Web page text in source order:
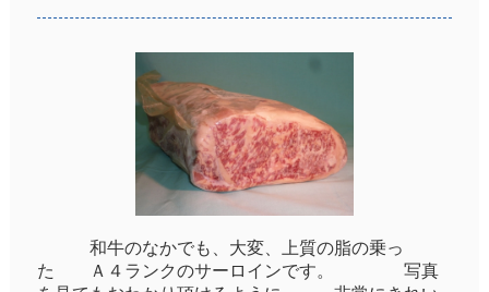
和牛のなかでも、大変、上質の脂の乗っ
た Ａ４ランクのサーロインです。 写真